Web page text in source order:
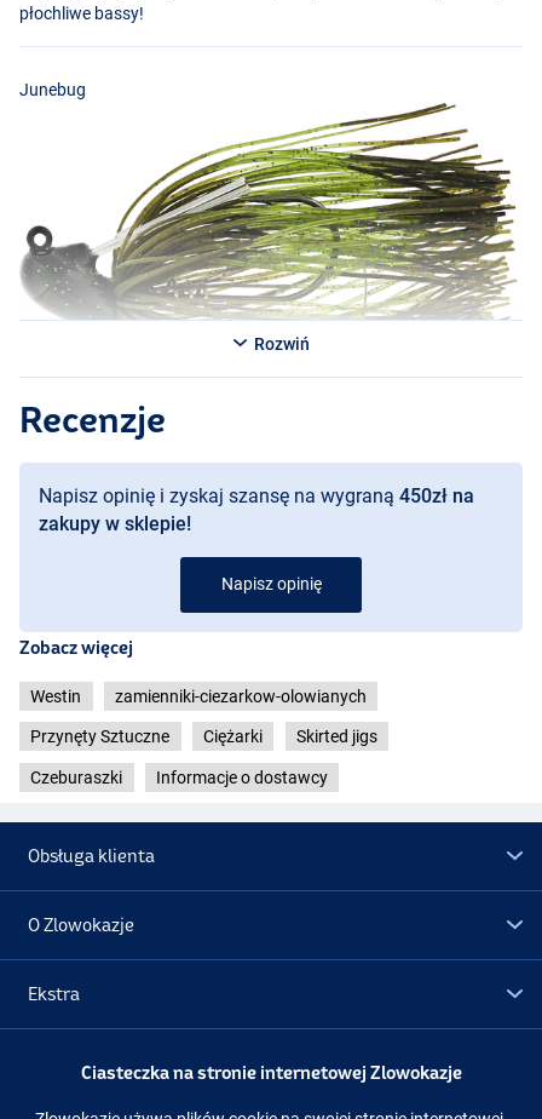
płochliwe bassy!
Junebug
UV Craw
Rozwiń
Recenzje
Napisz opinię i zyskaj szansę na wygraną 450zł na
zakupy w sklepie!
Napisz opinię
Zobacz więcej
Westin zamienniki-ciezarkow-olowianych
Przynęty Sztuczne Ciężarki Skirted jigs
Czeburaszki Informacje o dostawcy
Obsługa klienta
O Zlowokazje
Ekstra
PromocjeCiasteczka na stronie internetowej Zlowokazje